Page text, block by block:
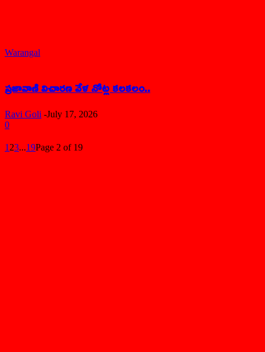
Warangal
ప్రజావాణి విచారణ వేళ నోట్ల కలకలం..
Ravi Goli -July 17, 2026
0
1 23...19Page 2 of 19